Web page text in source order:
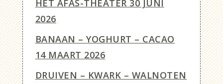
HET AFAS-THEATER 30 JUNI
2026
BANAAN – YOGHURT – CACAO
14 MAART 2026
DRUIVEN – KWARK – WALNOTEN